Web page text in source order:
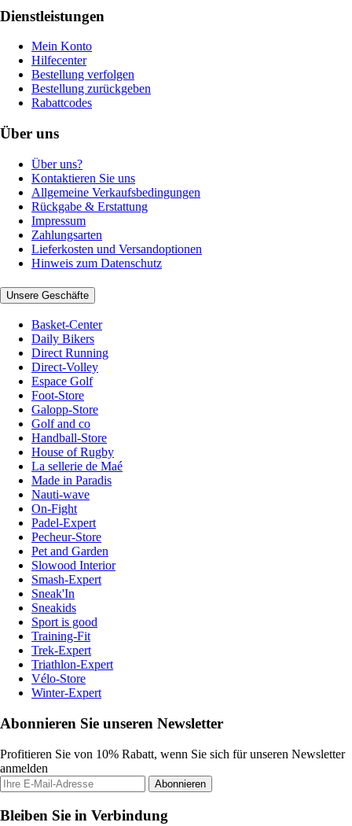
Dienstleistungen
Mein Konto
Hilfecenter
Bestellung verfolgen
Bestellung zurückgeben
Rabattcodes
Über uns
Über uns?
Kontaktieren Sie uns
Allgemeine Verkaufsbedingungen
Rückgabe & Erstattung
Impressum
Zahlungsarten
Lieferkosten und Versandoptionen
Hinweis zum Datenschutz
Unsere Geschäfte
Basket-Center
Daily Bikers
Direct Running
Direct-Volley
Espace Golf
Foot-Store
Galopp-Store
Golf and co
Handball-Store
House of Rugby
La sellerie de Maé
Made in Paradis
Nauti-wave
On-Fight
Padel-Expert
Pecheur-Store
Pet and Garden
Slowood Interior
Smash-Expert
Sneak'In
Sneakids
Sport is good
Training-Fit
Trek-Expert
Triathlon-Expert
Vélo-Store
Winter-Expert
Abonnieren Sie unseren Newsletter
Profitieren Sie von 10% Rabatt, wenn Sie sich für unseren Newsletter
anmelden
Abonnieren
Bleiben Sie in Verbindung